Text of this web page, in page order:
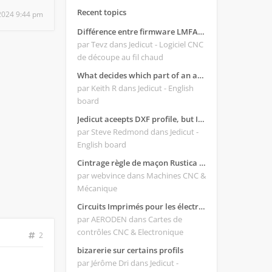
9:44 pm
2
Recent topics
Différence entre firmware LMFAO_V4_8_0 et du GRBL
par Tevz dans Jedicut - Logiciel CNC
de découpe au fil chaud
What decides which part of an airfoil is the extrado and intrado?
par Keith R dans Jedicut - English
board
Jedicut aceepts DXF profile, but It won't cut (Icons grayed out)
par Steve Redmond dans Jedicut -
English board
Cintrage règle de maçon Rustica 2018C
par webvince dans Machines CNC &
Mécanique
Circuits Imprimés pour les électroniques:
par AERODEN dans Cartes de
contrôles CNC & Electronique
bizarerie sur certains profils
par Jérôme Dri dans Jedicut -